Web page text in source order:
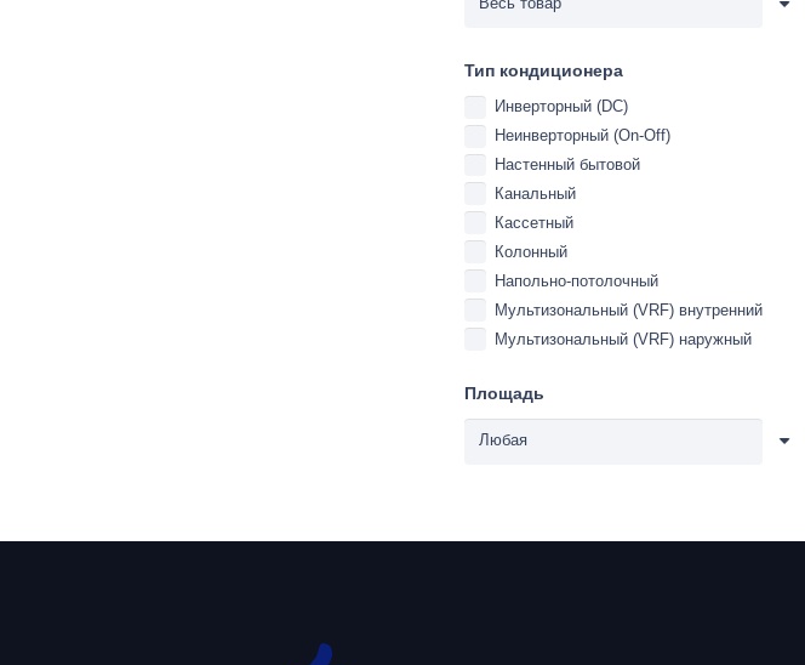
Тип кондиционера
Инверторный (DC)
Неинверторный (On-Off)
Настенный бытовой
Канальный
Кассетный
Колонный
Напольно-потолочный
Мультизональный (VRF) внутренний
Мультизональный (VRF) наружный
Площадь